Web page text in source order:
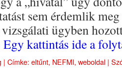
sem érdemlik
ügyben
Egy kattintás ide a
| Címke: eltűnt, NEFMI, weboldal |